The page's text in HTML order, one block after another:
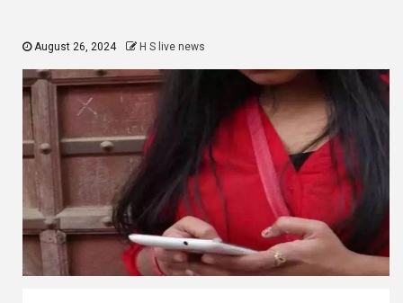
August 26, 2024 H S live news